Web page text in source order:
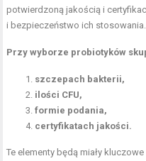
potwierdzoną jakością i
i bezpieczeństwo ich stosowania.
Przy wyborze probiotyków
szczepach bakterii,
ilości CFU,
formie podania,
certyfikatach jakości.
Te elementy będą miały